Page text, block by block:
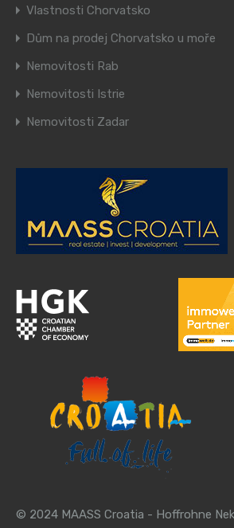
Vlastnosti Chorvatsko
Dům na prodej Chorvatsko u moře
Nemovitosti Rab
Nemovitosti Istrie
Nemovitosti Zadar
© 2024 MAASS Croatia - Hoffrohne